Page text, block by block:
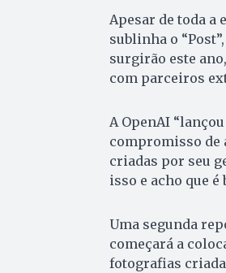
Apesar de toda a
sublinha o
surgirão este
com parceiros
A OpenAI
compromisso de
criadas por seu
isso e acho que
Uma segunda
começará a
fotografias